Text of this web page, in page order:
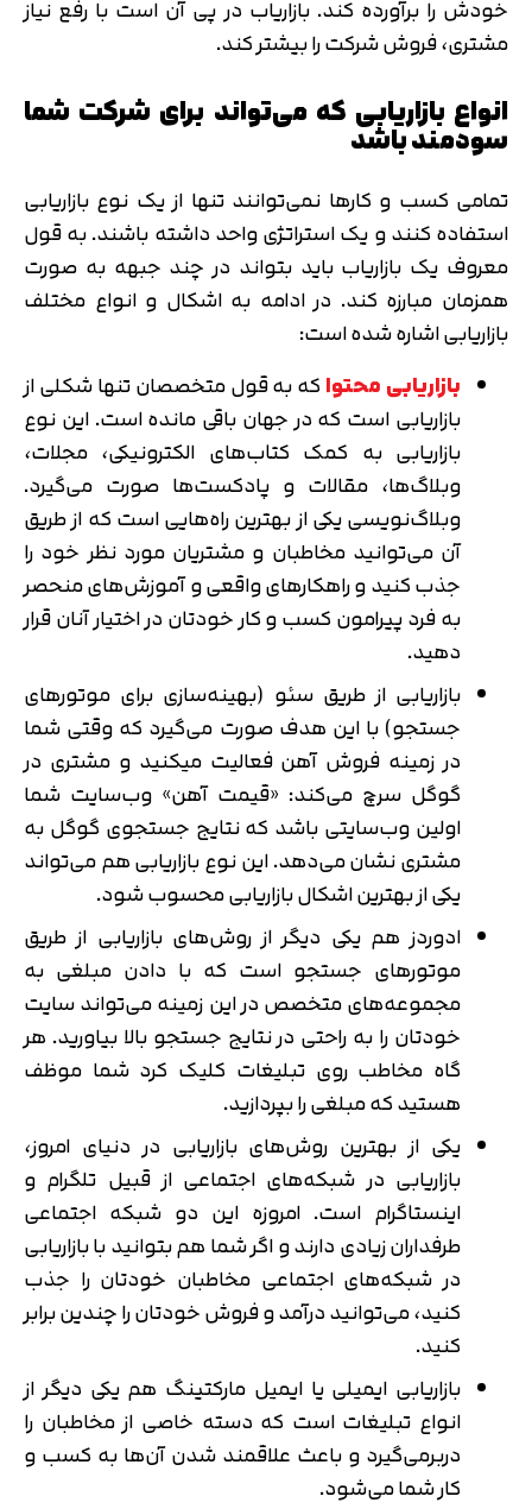
خودش را برآورده کند. بازاریاب در پی آن است با رفع نیاز
مشتری، فروش شرکت را بیشتر کند.
انواع بازاریابی که می‌تواند برای شرکت شما
سودمند باشد
تمامی کسب و کارها نمی‌توانند تنها از یک نوع بازاریابی
استفاده کنند و یک استراتژی واحد داشته باشند. به قول
معروف یک بازاریاب باید بتواند در چند جبهه به صورت
همزمان مبارزه کند. در ادامه به اشکال و انواع مختلف
بازاریابی اشاره شده است:
بازاریابی محتواکه به قول متخصصان تنها شکلی از
بازاریابی است که در جهان باقی مانده است. این نوع
بازاریابی به کمک کتاب‌های الکترونیکی، مجلات،
وبلاگ‌ها، مقالات و پادکست‌ها صورت می‌گیرد.
وبلاگ‌نویسی یکی از بهترین راه‌هایی است که از طریق
آن می‌توانید مخاطبان و مشتریان مورد نظر خود را
جذب کنید و راهکارهای واقعی و آموزش‌های منحصر
به فرد پیرامون کسب و کار خودتان در اختیار آنان قرار
دهید.
بازاریابی از طریق سئو (بهینه‌سازی برای موتورهای
جستجو) با این هدف صورت می‌گیرد که وقتی شما
در زمینه فروش آهن فعالیت می‎کنید و مشتری در
گوگل سرچ می‌کند: «قیمت آهن» وب‌سایت شما
اولین وب‌سایتی باشد که نتایج جستجوی گوگل به
مشتری نشان می‌دهد. این نوع بازاریابی هم می‌تواند
یکی از بهترین اشکال بازاریابی محسوب شود.
ادوردز هم یکی دیگر از روش‌های بازاریابی از طریق
موتورهای جستجو است که با دادن مبلغی به
مجموعه‌های متخصص در این زمینه می‌تواند سایت
خودتان را به راحتی در نتایج جستجو بالا بیاورید. هر
گاه مخاطب روی تبلیغات کلیک کرد شما موظف
هستید که مبلغی را بپردازید.
یکی از بهترین روش‌های بازاریابی در دنیای امروز،
بازاریابی در شبکه‌های اجتماعی از قبیل تلگرام و
اینستاگرام است. امروزه این دو شبکه اجتماعی
طرفداران زیادی دارند و اگر شما هم بتوانید با بازاریابی
در شبکه‌های اجتماعی مخاطبان خودتان را جذب
کنید، می‌توانید درآمد و فروش خودتان را چندین برابر
کنید.
بازاریابی ایمیلی یا ایمیل مارکتینگ هم یکی دیگر از
انواع تبلیغات است که دسته خاصی از مخاطبان را
دربرمی‌گیرد و باعث علاقمند شدن آن‌ها به کسب و
کار شما می‌‎شود.